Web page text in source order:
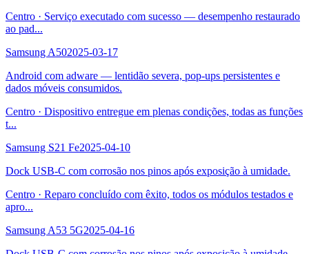
Centro · Serviço executado com sucesso — desempenho restaurado
ao pad...
Samsung A502025-03-17
Android com adware — lentidão severa, pop-ups persistentes e
dados móveis consumidos.
Centro · Dispositivo entregue em plenas condições, todas as funções
t...
Samsung S21 Fe2025-04-10
Dock USB-C com corrosão nos pinos após exposição à umidade.
Centro · Reparo concluído com êxito, todos os módulos testados e
apro...
Samsung A53 5G2025-04-16